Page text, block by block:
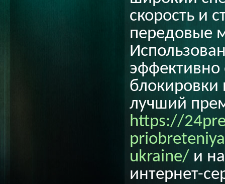
скорость и
передовые
эффективно
лучший
https://
ukraine/ и
интернет-